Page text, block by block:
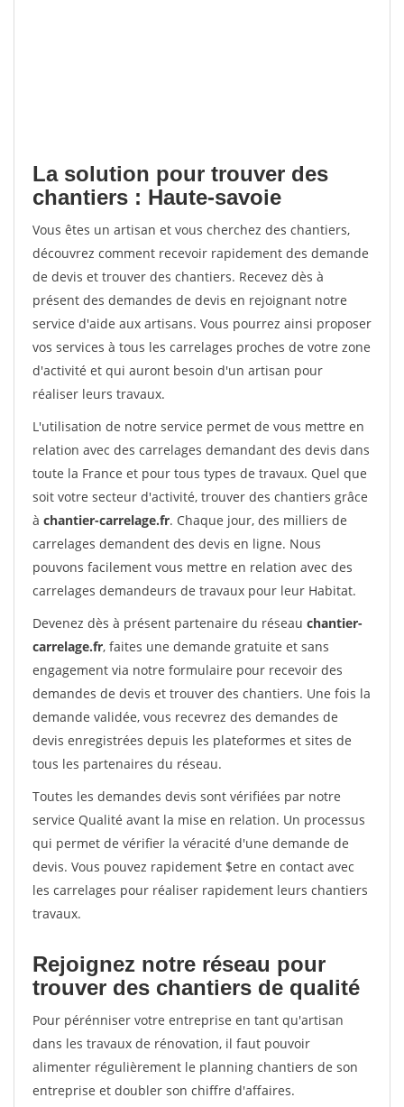
La solution pour trouver des
chantiers : Haute-savoie
Vous êtes un artisan et vous cherchez des chantiers,
découvrez comment recevoir rapidement des demande
de devis et trouver des chantiers. Recevez dès à
présent des demandes de devis en rejoignant notre
service d'aide aux artisans. Vous pourrez ainsi proposer
vos services à tous les carrelages proches de votre zone
d'activité et qui auront besoin d'un artisan pour
réaliser leurs travaux.
L'utilisation de notre service permet de vous mettre en
relation avec des carrelages demandant des devis dans
toute la France et pour tous types de travaux. Quel que
soit votre secteur d'activité, trouver des chantiers grâce
à chantier-carrelage.fr. Chaque jour, des milliers de
carrelages demandent des devis en ligne. Nous
pouvons facilement vous mettre en relation avec des
carrelages demandeurs de travaux pour leur Habitat.
Devenez dès à présent partenaire du réseau chantier-
carrelage.fr, faites une demande gratuite et sans
engagement via notre formulaire pour recevoir des
demandes de devis et trouver des chantiers. Une fois la
demande validée, vous recevrez des demandes de
devis enregistrées depuis les plateformes et sites de
tous les partenaires du réseau.
Toutes les demandes devis sont vérifiées par notre
service Qualité avant la mise en relation. Un processus
qui permet de vérifier la véracité d'une demande de
devis. Vous pouvez rapidement $etre en contact avec
les carrelages pour réaliser rapidement leurs chantiers
travaux.
Rejoignez notre réseau pour
trouver des chantiers de qualité
Pour pérénniser votre entreprise en tant qu'artisan
dans les travaux de rénovation, il faut pouvoir
alimenter régulièrement le planning chantiers de son
entreprise et doubler son chiffre d'affaires.